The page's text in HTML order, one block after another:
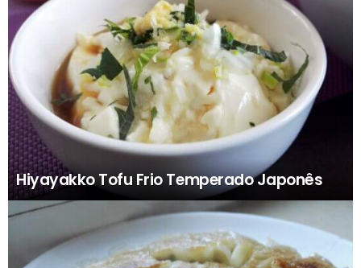
Hiyayakko Tofu Frio Temperado Japonês